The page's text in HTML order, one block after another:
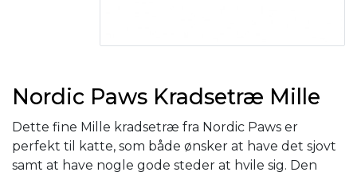
Nordic Paws Kradsetræ Mille
Dette fine Mille kradsetræ fra Nordic Paws er
perfekt til katte, som både ønsker at have det sjovt
samt at have nogle gode steder at hvile sig. Den